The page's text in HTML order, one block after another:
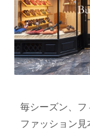
毎シーズン、
ファッション